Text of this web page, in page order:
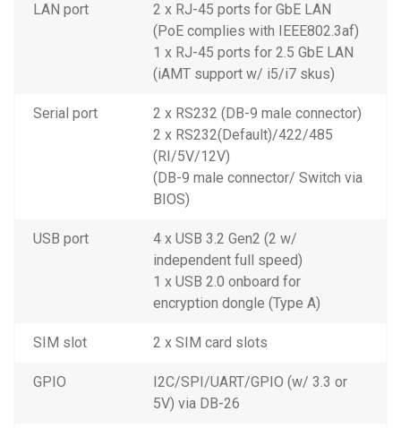
LAN port
2 x RJ-45 ports for GbE LAN
(PoE complies with IEEE802.3af)
1 x RJ-45 ports for 2.5 GbE LAN
(iAMT support w/ i5/i7 skus)
Serial port
2 x RS232 (DB-9 male connector)
2 x RS232(Default)/422/485
(RI/5V/12V)
(DB-9 male connector/ Switch via
BIOS)
USB port
4 x USB 3.2 Gen2 (2 w/
independent full speed)
1 x USB 2.0 onboard for
encryption dongle (Type A)
SIM slot 2 x SIM card slots
GPIO
I2C/SPI/UART/GPIO (w/ 3.3 or
5V) via DB-26